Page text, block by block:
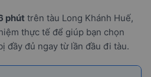
phút trên tàu Long Khánh Huế,
thực tế để giúp bạn chọn
đầy đủ ngay từ lần đầu đi tàu.